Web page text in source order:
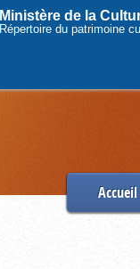
Ministère de la
Répertoire du patrimoine
Accueil